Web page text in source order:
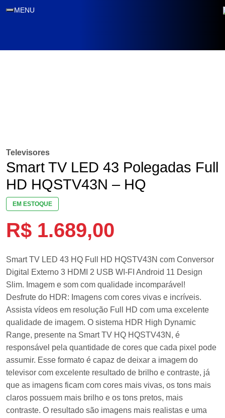
MENU
Televisores
Smart TV LED 43 Polegadas Full
HD HQSTV43N – HQ
EM ESTOQUE
R$ 1.689,00
Smart TV LED 43 HQ Full HD HQSTV43N com Conversor
Digital Externo 3 HDMI 2 USB WI-FI Android 11 Design
Slim. Imagem e som com qualidade incomparável!
Desfrute do HDR: Imagens com cores vivas e incríveis.
Assista vídeos em resolução Full HD com uma excelente
qualidade de imagem. O sistema HDR High Dynamic
Range, presente na Smart TV HQ HQSTV43N, é
responsável pela quantidade de cores que cada pixel pode
assumir. Esse formato é capaz de deixar a imagem do
televisor com excelente resultado de brilho e contraste, já
que as imagens ficam com cores mais vivas, os tons mais
claros possuem mais brilho e os tons pretos, mais
contraste. O resultado são imagens mais realistas e uma